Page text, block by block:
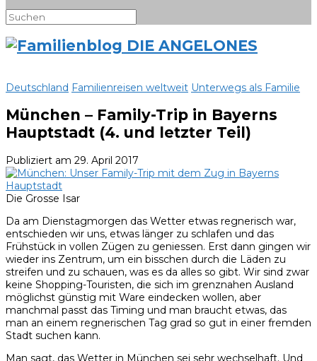
Deutschland Familienreisen weltweit Unterwegs als Familie
München – Family-Trip in Bayerns
Hauptstadt (4. und letzter Teil)
Publiziert am 29. April 2017
Die Grosse Isar
Da am Dienstagmorgen das Wetter etwas regnerisch war,
entschieden wir uns, etwas länger zu schlafen und das
Frühstück in vollen Zügen zu geniessen. Erst dann gingen wir
wieder ins Zentrum, um ein bisschen durch die Läden zu
streifen und zu schauen, was es da alles so gibt. Wir sind zwar
keine Shopping-Touristen, die sich im grenznahen Ausland
möglichst günstig mit Ware eindecken wollen, aber
manchmal passt das Timing und man braucht etwas, das
man an einem regnerischen Tag grad so gut in einer fremden
Stadt suchen kann.
Man sagt, das Wetter in München sei sehr wechselhaft. Und